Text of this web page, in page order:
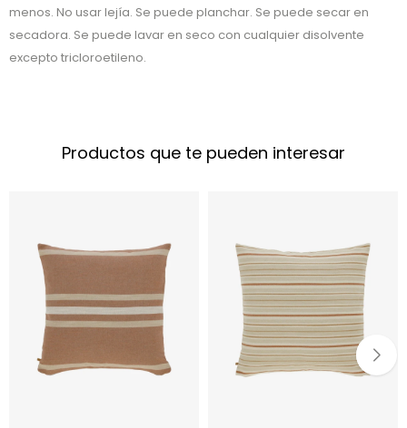
menos. No usar lejía. Se puede planchar. Se puede secar en
secadora. Se puede lavar en seco con cualquier disolvente
excepto tricloroetileno.
Productos que te pueden interesar